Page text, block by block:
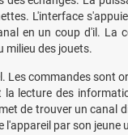
L'interface
en un coup d'il. La
milieu des jouets.
Les commandes sont
la lecture des
de trouver un canal
par son jeune